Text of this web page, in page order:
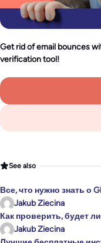
Get rid of email bounces
verification tool!
See also
Все, что нужно знать о
Jakub Ziecina
Как проверить, будет
Jakub Ziecina